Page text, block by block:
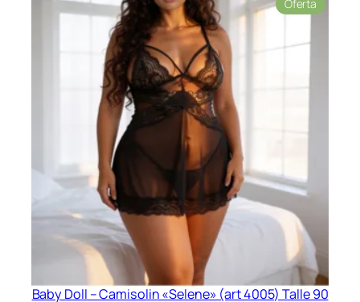
original
era:
$42,999.
actual
es:
$34,999.
Oferta
en
Baby Doll – Camisolin «Selene» (art 4005) Talle 90